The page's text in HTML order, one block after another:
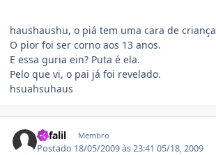
haushaushu, o piá tem uma cara de
O pior foi ser corno aos 13 anos.
E essa guria ein? Puta é ela.
Pelo que vi, o pai já foi revelado.
hsuahsuhaus
Kafalil Membro
Postado 18/05/2009 às 23:4105/18, 2009